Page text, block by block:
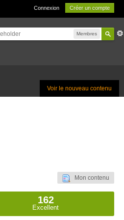
Connexion Créer un compte
Membres
Voir le nouveau contenu
Mon contenu
162
Excellent